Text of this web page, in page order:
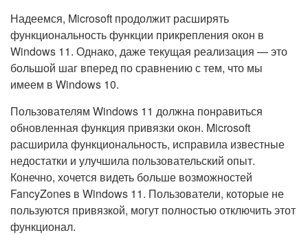
Надеемся, Microsoft продолжит расширять
функциональность функции прикрепления окон в
Windows 11. Однако, даже текущая реализация — это
большой шаг вперед по сравнению с тем, что мы
имеем в Windows 10.
Пользователям Windows 11 должна понравиться
обновленная функция привязки окон. Microsoft
расширила функциональность, исправила известные
недостатки и улучшила пользовательский опыт.
Конечно, хочется видеть больше возможностей
FancyZones в Windows 11. Пользователи, которые не
пользуются привязкой, могут полностью отключить этот
функционал.